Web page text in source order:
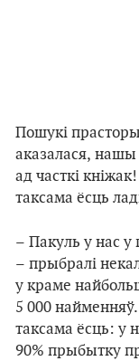
Пошукі
аказалася, нашы
ад часткі
таксама ёсць
– Пакуль у нас у
– прыбралі
у краме
5 000
таксама ёсць: у
90% прыбытку